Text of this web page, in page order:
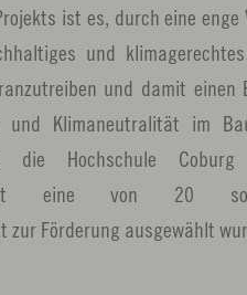
ist es, durch eine enge
und
und damit einen
und Klimaneutralität im
die Hochschule
eine von 20
zur Förderung ausgewählt